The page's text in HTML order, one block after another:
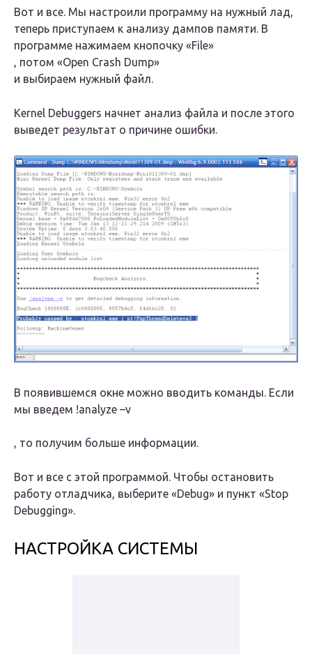
Вот и все. Мы настроили программу на нужный лад,
теперь приступаем к анализу дампов памяти. В
программе нажимаем кнопочку «File»
, потом «Open Crash Dump»
и выбираем нужный файл.
Kernel Debuggers начнет анализ файла и после этого
выведет результат о причине ошибки.
В появившемся окне можно вводить команды. Если
мы введем !analyze –v
, то получим больше информации.
Вот и все с этой программой. Чтобы остановить
работу отладчика, выберите «Debug» и пункт «Stop
Debugging».
НАСТРОЙКА СИСТЕМЫ